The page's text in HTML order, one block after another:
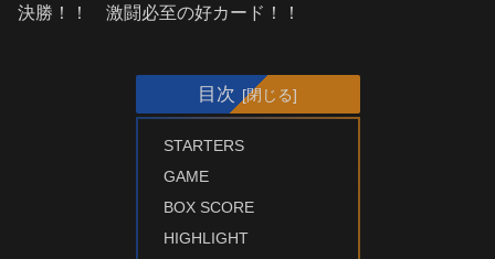
決勝！！ 激闘必至の好カード！！
目次
STARTERS
GAME
BOX SCORE
HIGHLIGHT